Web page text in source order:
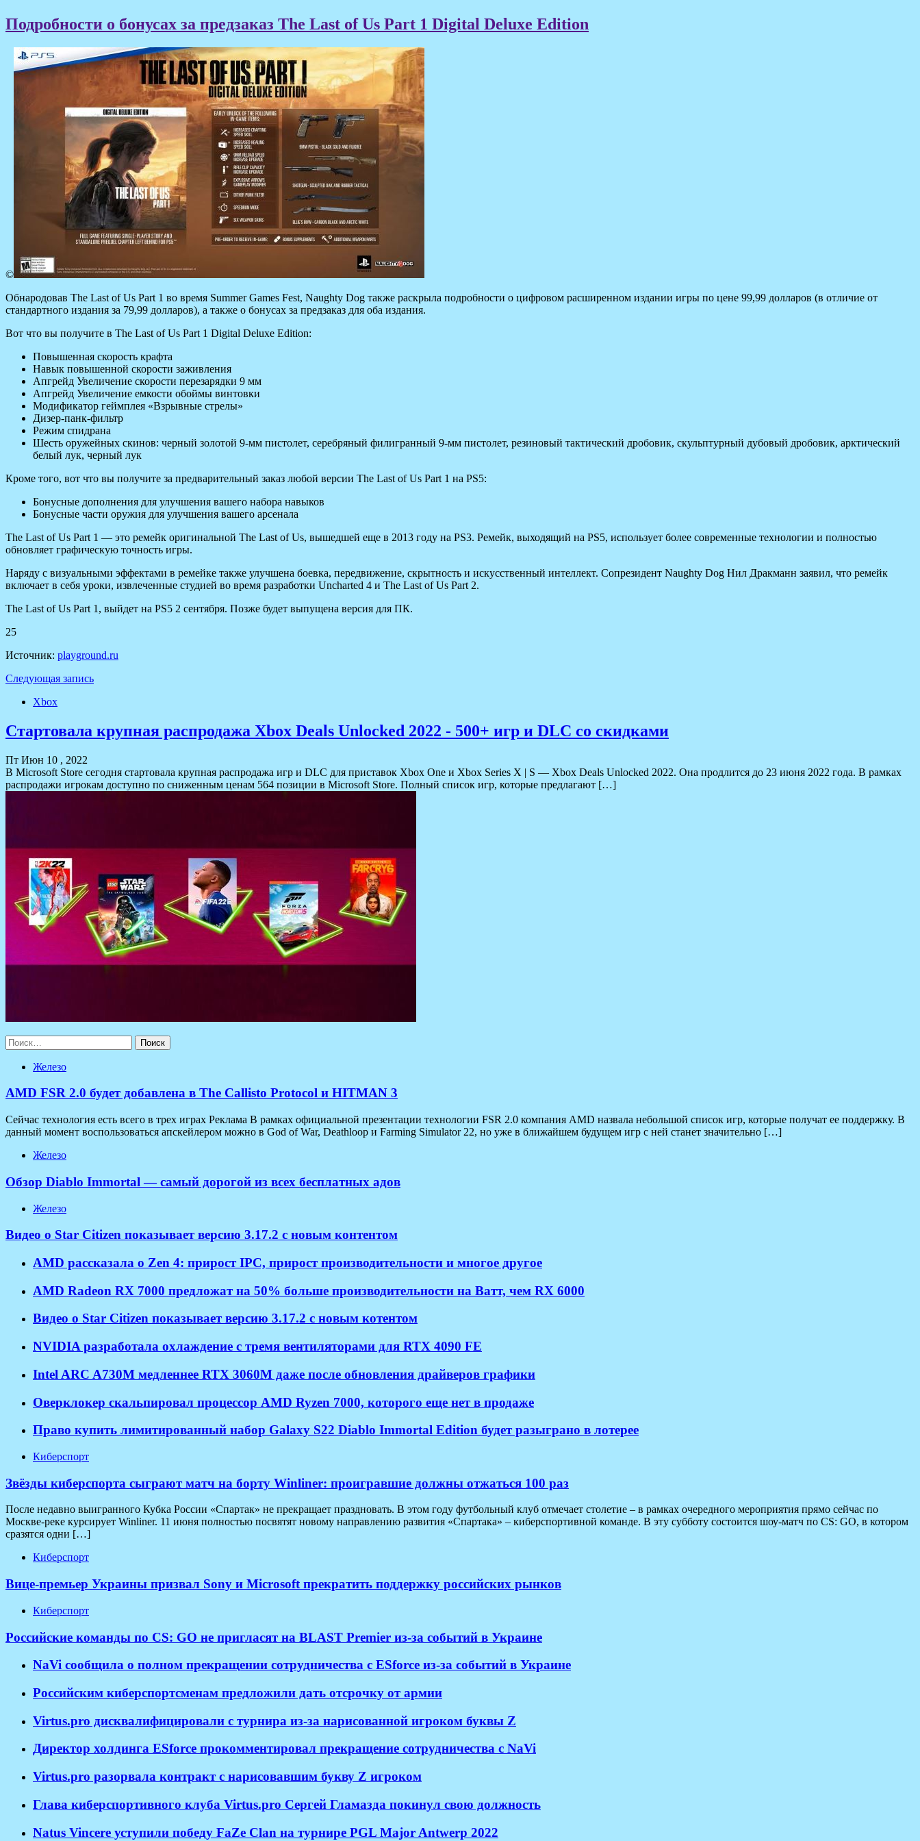
Подробности о бонусах за предзаказ The Last of Us Part 1 Digital Deluxe Edition
©
Обнародовав The Last of Us Part 1 во время Summer Games Fest, Naughty Dog также раскрыла подробности о цифровом расширенном издании игры по цене 99,99 долларов (в отличие от
стандартного издания за 79,99 долларов), а также о бонусах за предзаказ для оба издания.
Вот что вы получите в The Last of Us Part 1 Digital Deluxe Edition:
Повышенная скорость крафта
Навык повышенной скорости заживления
Апгрейд Увеличение скорости перезарядки 9 мм
Апгрейд Увеличение емкости обоймы винтовки
Модификатор геймплея «Взрывные стрелы»
Дизер-панк-фильтр
Режим спидрана
Шесть оружейных скинов: черный золотой 9-мм пистолет, серебряный филигранный 9-мм пистолет, резиновый тактический дробовик, скульптурный дубовый дробовик, арктический
белый лук, черный лук
Кроме того, вот что вы получите за предварительный заказ любой версии The Last of Us Part 1 на PS5:
Бонусные дополнения для улучшения вашего набора навыков
Бонусные части оружия для улучшения вашего арсенала
The Last of Us Part 1 — это ремейк оригинальной The Last of Us, вышедшей еще в 2013 году на PS3. Ремейк, выходящий на PS5, использует более современные технологии и полностью
обновляет графическую точность игры.
Наряду с визуальными эффектами в ремейке также улучшена боевка, передвижение, скрытность и искусственный интеллект. Сопрезидент Naughty Dog Нил Дракманн заявил, что ремейк
включает в себя уроки, извлеченные студией во время разработки Uncharted 4 и The Last of Us Part 2.
The Last of Us Part 1, выйдет на PS5 2 сентября. Позже будет выпущена версия для ПК.
25
Источник: playground.ru
Следующая запись
Xbox
Стартовала крупная распродажа Xbox Deals Unlocked 2022 - 500+ игр и DLC со скидками
Пт Июн 10 , 2022
В Microsoft Store сегодня стартовала крупная распродажа игр и DLC для приставок Xbox One и Xbox Series X | S — Xbox Deals Unlocked 2022. Она продлится до 23 июня 2022 года. В рамках
распродажи игрокам доступно по сниженным ценам 564 позиции в Microsoft Store. Полный список игр, которые предлагают […]
Найти:
Железо
AMD FSR 2.0 будет добавлена в The Callisto Protocol и HITMAN 3
Сейчас технология есть всего в трех играх Реклама В рамках официальной презентации технологии FSR 2.0 компания AMD назвала небольшой список игр, которые получат ее поддержку. В
данный момент воспользоваться апскейлером можно в God of War, Deathloop и Farming Simulator 22, но уже в ближайшем будущем игр с ней станет значительно […]
Железо
Обзор Diablo Immortal — самый дорогой из всех бесплатных адов
Железо
Видео о Star Citizen показывает версию 3.17.2 с новым контентом
AMD рассказала о Zen 4: прирост IPC, прирост производительности и многое другое
AMD Radeon RX 7000 предложат на 50% больше производительности на Ватт, чем RX 6000
Видео о Star Citizen показывает версию 3.17.2 с новым котентом
NVIDIA разработала охлаждение с тремя вентиляторами для RTX 4090 FE
Intel ARC A730M медленнее RTX 3060M даже после обновления драйверов графики
Оверклокер скальпировал процессор AMD Ryzen 7000, которого еще нет в продаже
Право купить лимитированный набор Galaxy S22 Diablo Immortal Edition будет разыграно в лотерее
Киберспорт
Звёзды киберспорта сыграют матч на борту Winliner: проигравшие должны отжаться 100 раз
После недавно выигранного Кубка России «Спартак» не прекращает праздновать. В этом году футбольный клуб отмечает столетие – в рамках очередного мероприятия прямо сейчас по
Москве-реке курсирует Winliner. 11 июня полностью посвятят новому направлению развития «Спартака» – киберспортивной команде. В эту субботу состоится шоу-матч по CS: GO, в котором
сразятся одни […]
Киберспорт
Вице-премьер Украины призвал Sony и Microsoft прекратить поддержку российских рынков
Киберспорт
Российские команды по CS: GO не пригласят на BLAST Premier из-за событий в Украине
NaVi сообщила о полном прекращении сотрудничества с ESforce из-за событий в Украине
Российским киберспортсменам предложили дать отсрочку от армии
Virtus.pro дисквалифицировали с турнира из-за нарисованной игроком буквы Z
Директор холдинга ESforce прокомментировал прекращение сотрудничества с NaVi
​Virtus.pro разорвала контракт с нарисовавшим букву Z игроком
Глава киберспортивного клуба Virtus.pro Сергей Гламазда покинул свою должность
Natus Vincere уступили победу FaZe Clan на турнире PGL Major Antwerp 2022